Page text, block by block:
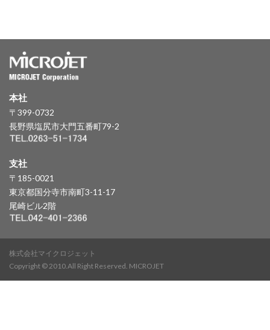
本社
〒399-0732
長野県塩尻市大門五番町79-2
支社
〒185-0021
東京都国分寺市南町3-11-17
尾崎ビル2階
株式会社マイクロジェット
Copyright © 2010.All Right Reserved. MICROJET